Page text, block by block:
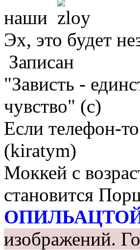
наши
Эх, это будет
Записан
"Зависть -
чувство" (с)
Если телефон-
(kiratym)
Моккей с
становится
изображений.